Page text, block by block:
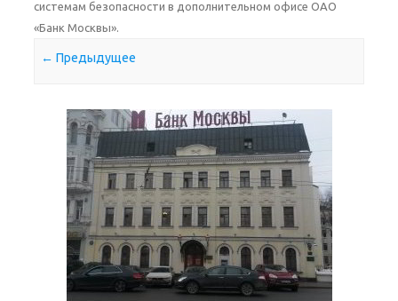
системам безопасности в дополнительном офисе ОАО
«Банк Москвы».
← Предыдущее